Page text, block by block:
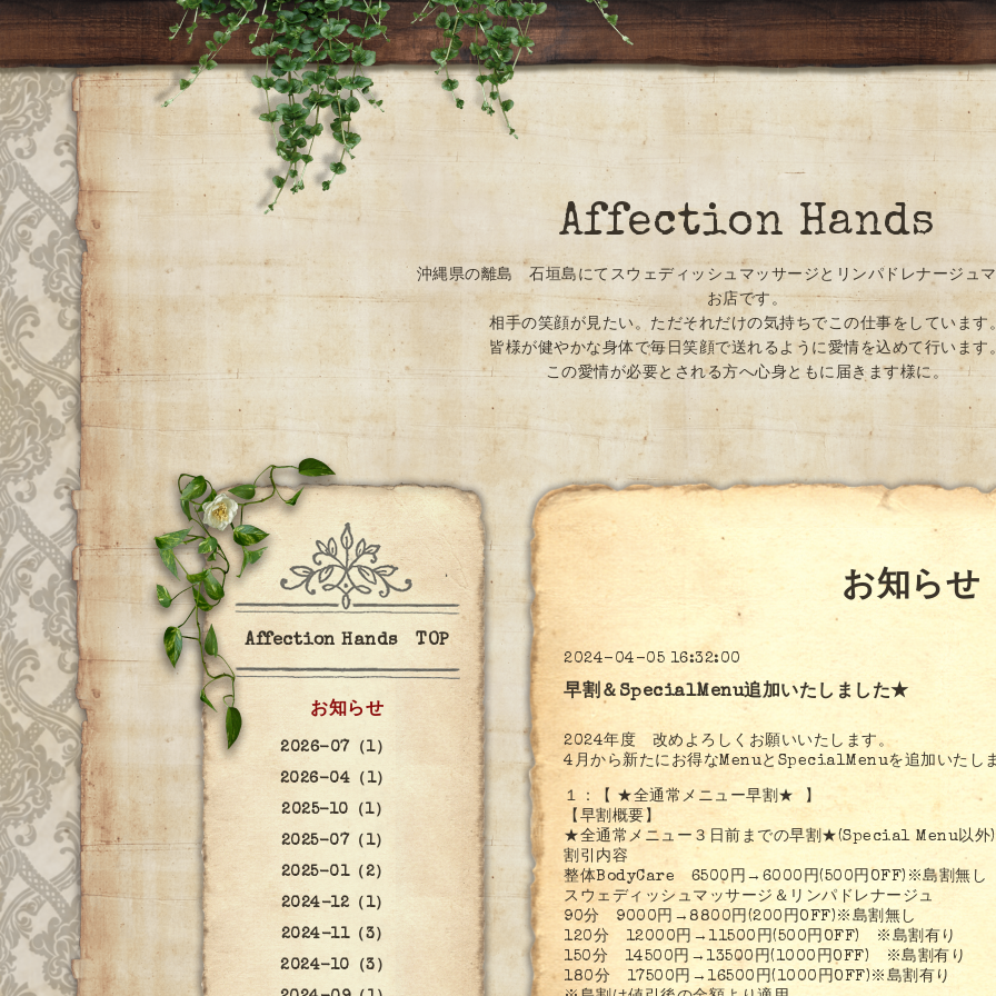
Affection Hands
沖縄県の離島 石垣島にてスウェディッシュマッサージとリンパドレナージュ
お店です。
相手の笑顔が見たい。ただそれだけの気持ちでこの仕事をしています
皆様が健やかな身体で毎日笑顔で送れるように愛情を込めて行います
この愛情が必要とされる方へ心身ともに届きます様に。
お知らせ
2024-04-05 16:32:00
早割＆SpecialMenu追加いたしました★
2024年度 改めよろしくお願いいたします。
4月から新たにお得なMenuとSpecialMenuを追加いたし
１：【 ★全通常メニュー早割★ 】
【早割概要】
★全通常メニュー３日前までの早割★(Special Menu以外)
割引内容
整体BodyCare 6500円→6000円(500円OFF)※島割無し
スウェディッシュマッサージ＆リンパドレナージュ
90分 9000円→8800円(200円OFF)※島割無し
120分 12000円→11500円(500円OFF) ※島割有り
150分 14500円→13500円(1000円OFF) ※島割有り
180分 17500円→16500円(1000円OFF)※島割有り
Affection Hands TOP
お知らせ
2026-07（1）
2026-04（1）
2025-10（1）
2025-07（1）
2025-01（2）
2024-12（1）
2024-11（3）
2024-10（3）